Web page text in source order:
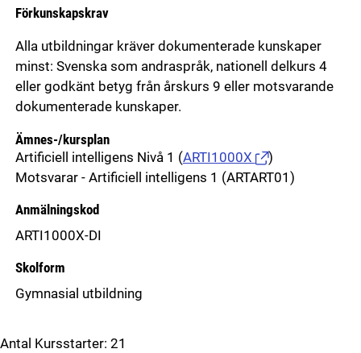
Förkunskapskrav
Alla utbildningar kräver dokumenterade kunskaper
minst: Svenska som andraspråk, nationell delkurs 4
eller godkänt betyg från årskurs 9 eller motsvarande
dokumenterade kunskaper.
Ämnes-/kursplan
Artificiell intelligens Nivå 1 (ARTI1000X
)
Motsvarar - Artificiell intelligens 1 (ARTART01)
Anmälningskod
ARTI1000X-DI
Skolform
Gymnasial utbildning
Antal Kursstarter: 21